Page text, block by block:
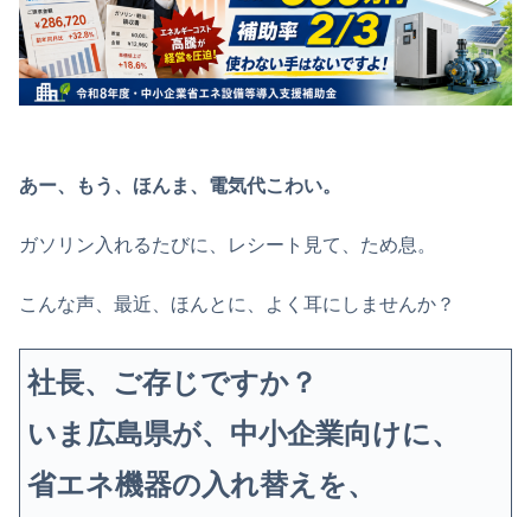
あー、もう、ほんま、電気代こわい。
ガソリン入れるたびに、レシート見て、ため息。
こんな声、最近、ほんとに、よく耳にしませんか？
社長、ご存じですか？
いま広島県が、中小企業向けに、
省エネ機器の入れ替えを、